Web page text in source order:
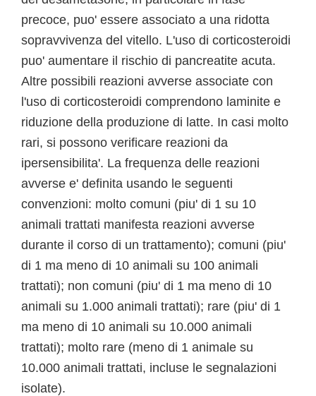
precoce, puo' essere associato a una ridotta
sopravvivenza del vitello. L'uso di corticosteroidi
puo' aumentare il rischio di pancreatite acuta.
Altre possibili reazioni avverse associate con
l'uso di corticosteroidi comprendono laminite e
riduzione della produzione di latte. In casi molto
rari, si possono verificare reazioni da
ipersensibilita'. La frequenza delle reazioni
avverse e' definita usando le seguenti
convenzioni: molto comuni (piu' di 1 su 10
animali trattati manifesta reazioni avverse
durante il corso di un trattamento); comuni (piu'
di 1 ma meno di 10 animali su 100 animali
trattati); non comuni (piu' di 1 ma meno di 10
animali su 1.000 animali trattati); rare (piu' di 1
ma meno di 10 animali su 10.000 animali
trattati); molto rare (meno di 1 animale su
10.000 animali trattati, incluse le segnalazioni
isolate).